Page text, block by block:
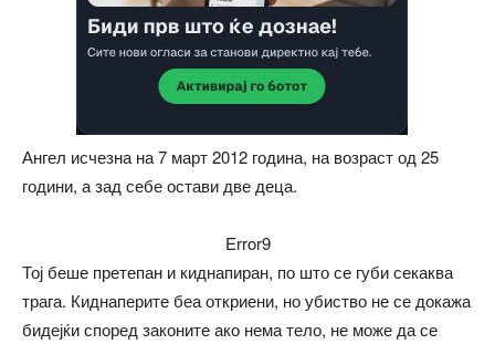
Ангел исчезна на 7 март 2012 година, на возраст од 25
години, а зад себе остави две деца.
Error9
Тој беше претепан и киднапиран, по што се губи секаква
трага. Киднаперите беа откриени, но убиство не се докажа
бидејќи според законите ако нема тело, не може да се